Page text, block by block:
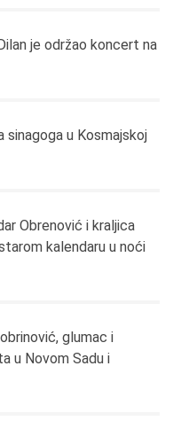
je održao koncert na
sinagoga u Kosmajskoj
Obrenović i kraljica
kalendaru u noći
glumac i
u Novom Sadu i